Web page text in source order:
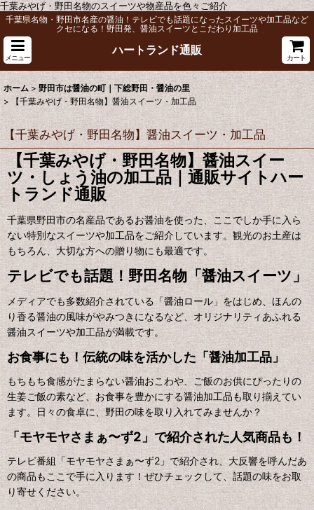
千葉みやげ・野田名物のスイーツや物産品を色々ご紹介
千葉県名物・野田市名産の醤油！テレビでも話題になったスイーツや加工品など
クセになる！野田発、醤油スイーツとこだわり加工品
メニュー
ハートランド通販
カート
ホーム > 野田市は醤油の町｜下総野田・醤油の里
>
【千葉みやげ・野田名物】醤油スイーツ・加工品
【千葉みやげ・野田名物】醤油スイーツ・加工品
【千葉みやげ・野田名物】醤油スイー
ツ・しょう油の加工品｜通販サイトハー
トランド通販
千葉県野田市の名産品であるお醤油を使った、ここでしか手に入ら
ない特別なスイーツや加工品をご紹介しています。観光のお土産は
もちろん、大切な方への贈り物にも最適です。
テレビでも話題！野田名物「醤油スイーツ」
メディアでも多数紹介されている「醤油ロール」をはじめ、ほんの
り香る醤油の風味がやみつきになるなど、オリジナリティあふれる
醤油スイーツや加工品が満載です。
お食事にも！伝統の味を活かした「醤油加工品」
もちもち食感がたまらない醤油おこわや、ご飯のお供にぴったりの
生姜ご飯の素など、お食事を豊かにする醤油加工品も取り揃えてい
ます。日々の食卓に、野田の味を取り入れてみませんか？
「モヤモヤさまぁ〜ず2」で紹介された人気商品も！
テレビ番組「モヤモヤさまぁ〜ず2」で紹介され、大反響を呼んだあ
の商品もここで手に入ります！ぜひチェックして、話題の味をお取
り寄せください。